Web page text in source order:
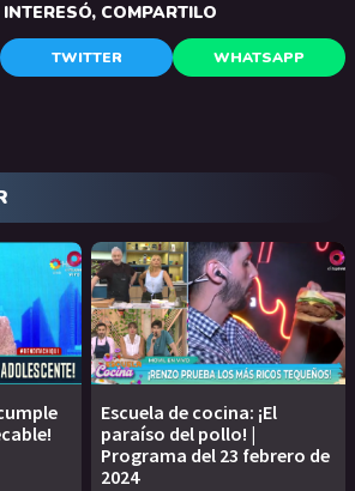
INTERESÓ, COMPARTILO
TWITTER WHATSAPP
Escuela de cocina: ¡El
paraíso del pollo! |
Programa del 23 febrero de
2024